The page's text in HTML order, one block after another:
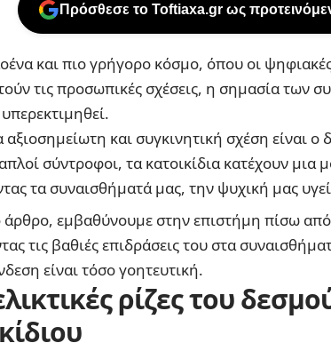
Πρόσθεσε το Toftiaxa.gr ως
και πιο γρήγορο κόσμο, όπου οι
τις προσωπικές σχέσεις, η σημασία των
αξιοσημείωτη και συγκινητική σχέση είναι
σύντροφοι, τα κατοικίδια κατέχουν μια
τα συναισθήματά μας, την ψυχική μας
άρθρο, εμβαθύνουμε στην επιστήμη πίσω
τις βαθιές επιδράσεις του στα
είναι τόσο γοητευτική.
ρίζες του